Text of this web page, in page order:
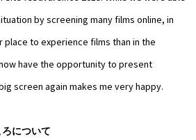
by screening many films online, in
to experience films than in the
have the opportunity to present
screen again makes me very happy.
について